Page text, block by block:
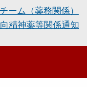
ーム（薬務関係）
精神薬等関係通知